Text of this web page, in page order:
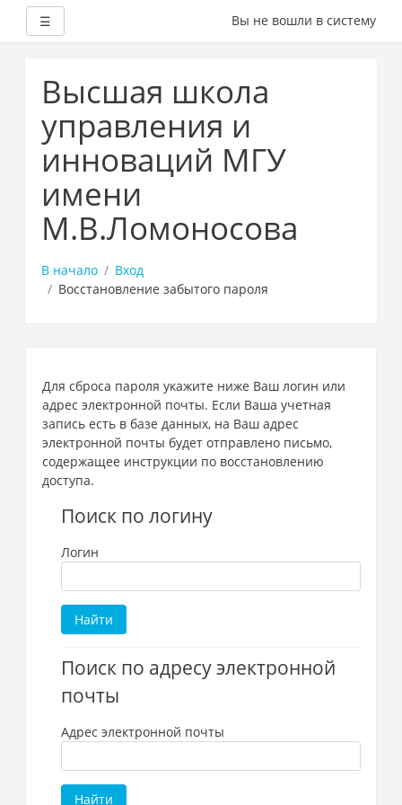
основному
☰ Вы не вошли в систему
Высшая школа
управления и
инноваций МГУ
имени
М.В.Ломоносова
В начало
Вход
Восстановление забытого пароля
Для сброса пароля укажите ниже Ваш логин или
адрес электронной почты. Если Ваша учетная
запись есть в базе данных, на Ваш адрес
электронной почты будет отправлено письмо,
содержащее инструкции по восстановлению
доступа.
Поиск по логину
Логин
Поиск по адресу электронной
почты
Адрес электронной почты